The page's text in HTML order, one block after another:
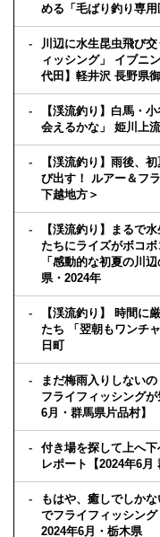
める「毛ばり釣り専
川辺に水生昆虫飛び
ィッシング」 イブニ
代田】軽井沢 長野県
【渓流釣り】白馬・
会えるかな」 姫川上
【渓流釣り】雨後、
び出す！ ルアー＆フ
下越地方＞
【渓流釣り】まるで
たちにライズがボコ
「感動的な初夏の川
県・2024年
【渓流釣り】 時間に
たち 「翌朝もワンチ
日町
まだ梅雨入りしない
フライフィッシング
6月・群馬県片品村】
付き場を探して上へ
レポート【2024年6月
もはや、癒しでしか
でフライフィッシング
2024年6月・栃木県